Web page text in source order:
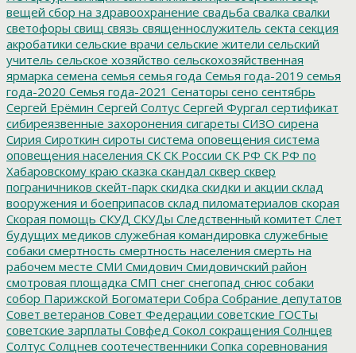
вещей сбор на здравоохранение свадьба свалка свалки
светофоры свищ связь священнослужитель секта секция
акробатики сельские врачи сельские жители сельский
учитель сельское хозяйство сельскохозяйственная
ярмарка семена семья семья года Семья года-2019 семья
года-2020 Семья года-2021 Сенаторы сено сентябрь
Сергей Ерёмин Сергей Солтус Сергей Фургал сертификат
сибиреязвенные захоронения сигареты СИЗО сирена
Сирия Сироткин сироты система оповещения система
оповещения населения СК СК России СК РФ СК РФ по
Хабаровскому краю сказка скандал сквер сквер
пограничников скейт-парк скидка скидки и акции склад
вооружения и боеприпасов склад пиломатериалов скорая
Скорая помощь СКУД СКУДы Следственный комитет Слет
будущих медиков служебная командировка служебные
собаки смертность смертность населения смерть на
рабочем месте СМИ Смидович Смидовичский район
смотровая площадка СМП снег снегопад снюс собаки
собор Парижской Богоматери Собра Собрание депутатов
Совет ветеранов Совет Федерации советские ГОСТы
советские зарплаты Совфед Сокол сокращения Солнцев
Солтус Солцнев соотечественники Сопка соревнования